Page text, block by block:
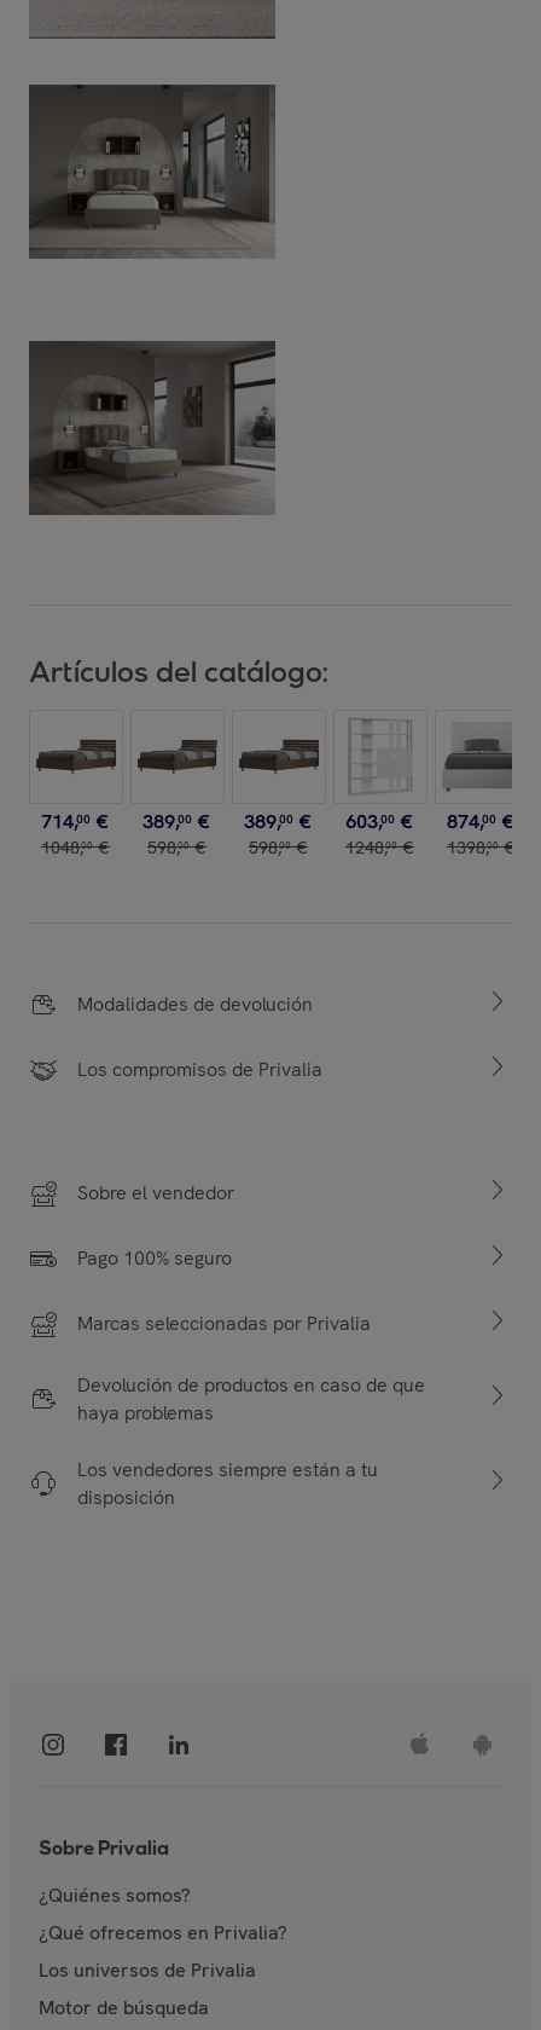
Artículos del catálogo:
714,00 €
1048,00 €
389,00 €
598,00 €
389,00 €
598,00 €
603,00 €
1248,00 €
874,00 €
1398,00 €
Modalidades de devolución
Los compromisos de Privalia
Sobre el vendedor
Pago 100% seguro
Marcas seleccionadas por Privalia
Devolución de productos en caso de que
haya problemas
Los vendedores siempre están a tu
disposición
Sobre Privalia
¿Quiénes somos?
¿Qué ofrecemos en Privalia?
Los universos de Privalia
Motor de búsqueda